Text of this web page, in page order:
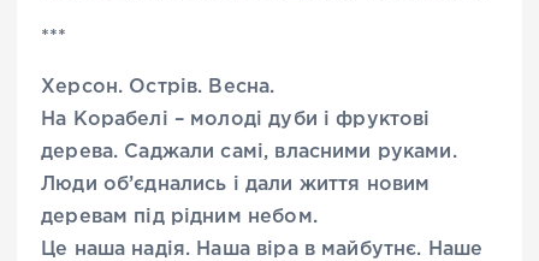
***
Херсон. Острів. Весна.
На Корабелі – молоді дуби і фруктові
дерева. Саджали самі, власними руками.
Люди об’єднались і дали життя новим
деревам під рідним небом.
Це наша надія. Наша віра в майбутнє. Наше